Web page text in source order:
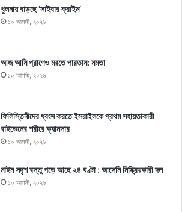
খুলনায় বাড়ছে ‘সাইবার ক্রাইম’
১০ আগস্ট, ২০২৬
আজ আমি প্রাণেও মরতে পারতাম: মমতা
১০ আগস্ট, ২০২৬
ফিলিস্তিনীদের ধ্বংস করতে ইসরাইলকে প্রথম সহায়তাকারী
বাইডেনের শরীরে ক্যানসার
১০ আগস্ট, ২০২৬
মাইন সদৃশ বস্তু পড়ে আছে ২৪ ঘণ্টা : আসেনি নিষ্ক্রিয়কারী দল
১০ আগস্ট, ২০২৬